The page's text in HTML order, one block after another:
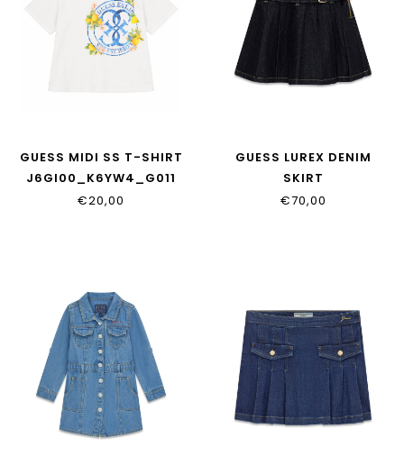
GUESS MIDI SS T-SHIRT
J6GI00_K6YW4_G011
€20,00
GUESS LUREX DENIM
SKIRT
J6RD09_D5D90_RLUX
€70,00